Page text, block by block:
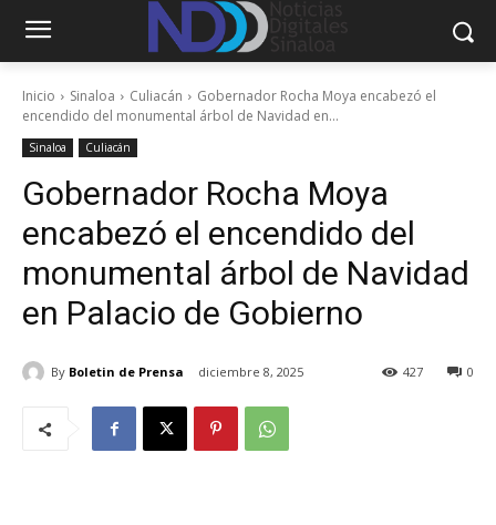
Inicio Sinaloa Culiacán
Gobernador Rocha Moya encabezó el
encendido del monumental árbol de Navidad en...
Sinaloa Culiacán
Gobernador Rocha Moya
encabezó el encendido del
monumental árbol de Navidad
en Palacio de Gobierno
By Boletin de Prensa diciembre 8, 2025 0
427